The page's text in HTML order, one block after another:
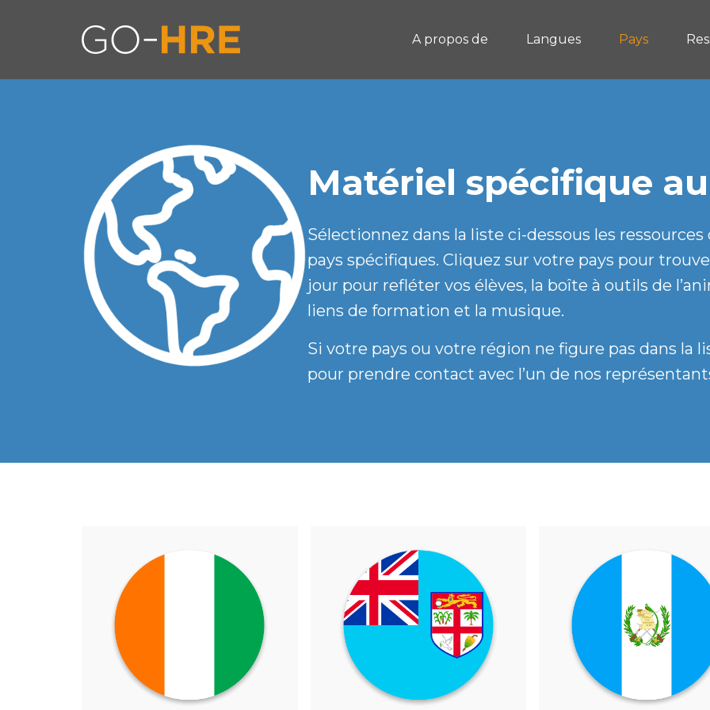
A propos de Langues Pays
Matériel spécifique
Sélectionnez dans la liste ci-dessous les
pays spécifiques. Cliquez sur votre pays pour
jour pour refléter vos élèves, la boîte à outils de
liens de formation et la musique.
Si votre pays ou votre région ne figure pas dans la
pour prendre contact avec l’un de nos